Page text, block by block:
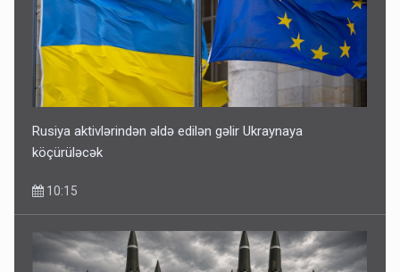
Rusiya aktivlərindən əldə edilən gəlir Ukraynaya
köçürüləcək
10:15